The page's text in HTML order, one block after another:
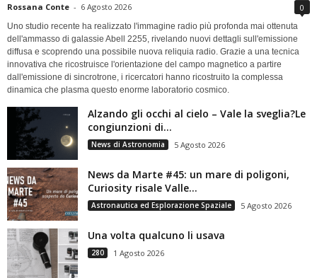
Rossana Conte - 6 Agosto 2026 0
Uno studio recente ha realizzato l'immagine radio più profonda mai ottenuta
dell'ammasso di galassie Abell 2255, rivelando nuovi dettagli sull'emissione
diffusa e scoprendo una possibile nuova reliquia radio. Grazie a una tecnica
innovativa che ricostruisce l'orientazione del campo magnetico a partire
dall'emissione di sincrotrone, i ricercatori hanno ricostruito la complessa
dinamica che plasma questo enorme laboratorio cosmico.
Alzando gli occhi al cielo – Vale la sveglia?Le
congiunzioni di...
News di Astronomia 5 Agosto 2026
News da Marte #45: un mare di poligoni,
Curiosity risale Valle...
Astronautica ed Esplorazione Spaziale 5 Agosto 2026
Una volta qualcuno li usava
280 1 Agosto 2026